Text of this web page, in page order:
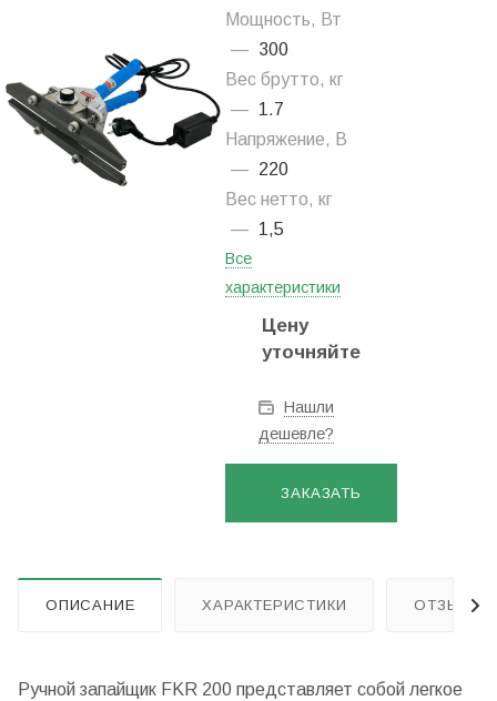
Мощность, Вт
— 300
Вес брутто, кг
— 1.7
Напряжение, В
— 220
Вес нетто, кг
— 1,5
Все
характеристики
Цену
уточняйте
Нашли
дешевле?
ЗАКАЗАТЬ
ОПИСАНИЕ ХАРАКТЕРИСТИКИ ОТЗЫВЫ
Ручной запайщик FKR 200 представляет собой легкое